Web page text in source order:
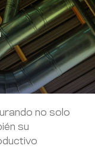
no solo
su